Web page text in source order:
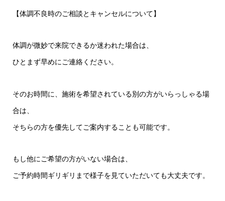
【体調不良時のご相談とキャンセルについて】
体調が微妙で来院できるか迷われた場合は、
ひとまず早めにご連絡ください。
そのお時間に、施術を希望されている別の方がいらっしゃる場
合は、
そちらの方を優先してご案内することも可能です。
もし他にご希望の方がいない場合は、
ご予約時間ギリギリまで様子を見ていただいても大丈夫です。